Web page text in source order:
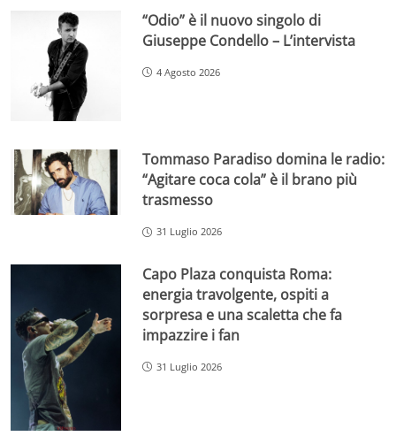
“Odio” è il nuovo singolo di
Giuseppe Condello – L’intervista
4 Agosto 2026
Tommaso Paradiso domina le radio:
“Agitare coca cola” è il brano più
trasmesso
31 Luglio 2026
Capo Plaza conquista Roma:
energia travolgente, ospiti a
sorpresa e una scaletta che fa
impazzire i fan
31 Luglio 2026